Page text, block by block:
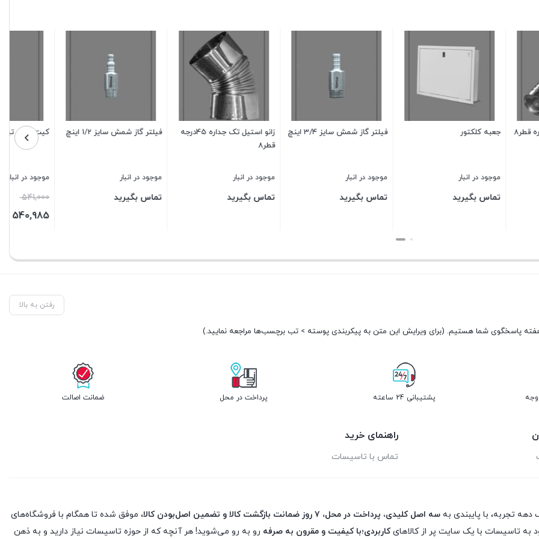
موجود در انبار
تماس بگیرید
فیلتر گاز شمش سایز 1/2 اینچ
موجود در انبار
تماس بگیرید
بستن
کیت بامی تیپ 3
موجود در انبار
قیمت
مجموعه آداپتور 60به80 (B2)
موجود در انبار
تماس بگیرید
زانو تک جداره
آلومینیومی.مدلB1
موجود در انبار
تماس بگیرید
رفتن به بالا
پشتیبانی 24 ساعته پرداخت در محل ضمانت اصالت
راهنمای خرید
تماس با تاسیسات
تجربه، با پایبندی به سه اصل کلیدی، پرداخت در محل، ۷ روز ضمانت بازگشت کالا و تضمین اصل‌بودن کالا
، موفق شده تا همگام با فروشگاه‌های
به تاسیسات با یک سایت پر از کالاهایکاربردی؛با کیفیت و مقرون به صرفه رو به رو می‌شوید! هر آنچه که از حوزه تاسیسات نیاز دارید و به ذهن